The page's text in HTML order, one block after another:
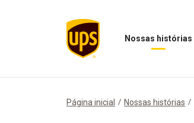
Nossas histórias
Página inicial Nossas histórias